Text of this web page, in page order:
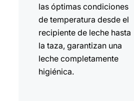
las óptimas condiciones
de temperatura desde el
recipiente de leche hasta
la taza, garantizan una
leche completamente
higiénica.